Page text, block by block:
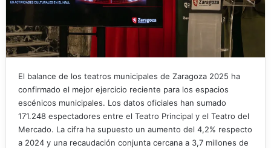
El balance de los teatros municipales de Zaragoza 2025 ha
confirmado el mejor ejercicio reciente para los espacios
escénicos municipales. Los datos oficiales han sumado
171.248 espectadores entre el Teatro Principal y el Teatro del
Mercado. La cifra ha supuesto un aumento del 4,2% respecto
a 2024 y una recaudación conjunta cercana a 3,7 millones de